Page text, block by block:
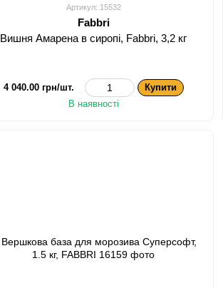
Артикул: 15532
Fabbri
Вишня Амарена в сиропі, Fabbri, 3,2 кг
4 040.00 грн/шт.
Купити
В наявності